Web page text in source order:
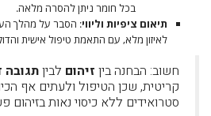
בכל חומר ניתן להסרה מלאה.
תיאום ציפיות וליווי: הסבר על מהלך
לאיזון מלא, עם התאמת טיפול אישית
חשוב: הבחנה בין זיהום לבין
קריטית, שכן הטיפול ולעתים אף
סטרואידים ללא כיסוי נאות בזיהום